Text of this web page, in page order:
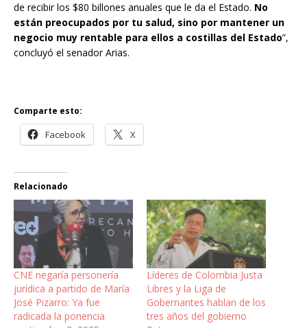
de recibir los $80 billones anuales que le da el Estado. No
están preocupados por tu salud, sino por mantener un
negocio muy rentable para ellos a costillas del Estado”,
concluyó el senador Arias.
Comparte esto:
Facebook X
Relacionado
CNE negaría personería
jurídica a partido de María
José Pizarro: Ya fue
radicada la ponencia
Líderes de Colombia Justa
Libres y la Liga de
Gobernantes hablan de los
tres años del gobierno